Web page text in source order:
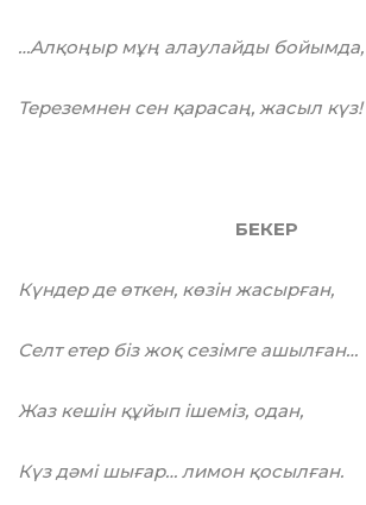
…Алқоңыр мұң алаулайды бойымда,
Тереземнен сен қарасаң, жасыл күз!
БЕКЕР
Күндер де өткен, көзін жасырған,
Селт етер біз жоқ сезімге ашылған…
Жаз кешін құйып ішеміз, одан,
Күз дәмі шығар… лимон қосылған.